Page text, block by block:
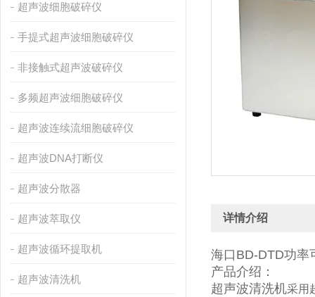
超声波细胞破碎仪
手提式超声波细胞破碎仪
非接触式超声波破碎仪
多频超声波细胞破碎仪
超声波连续流细胞破碎仪
超声波DNA打断仪
超声波分散器
超声波萃取仪
超声波循环提取机
超声波清洗机
详情介绍
海口BD-DTD功率
产品介绍：
超声波清洗机采用